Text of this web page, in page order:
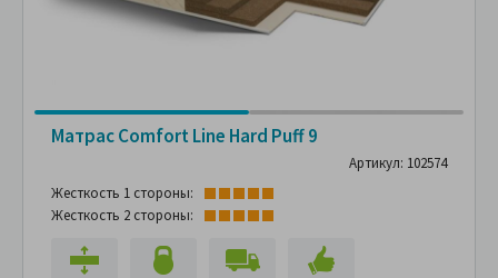
Матрас Comfort Line Hard Puff 9
Артикул: 102574
Жесткость 1 стороны:
Жесткость 2 стороны: